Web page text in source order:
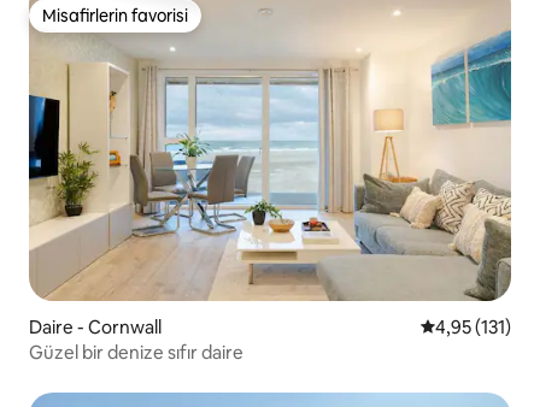
Misafirlerin favorisi
Misafirlerin favorisi
Daire - Cornwall 5 üzerinden
4,95 (131)
Güzel bir denize sıfır daire